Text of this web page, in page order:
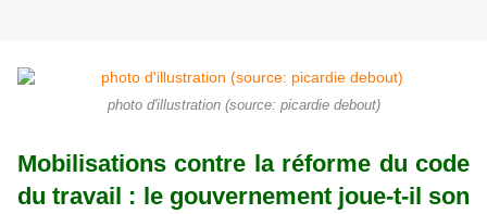
photo d'illustration (source: picardie debout)
Mobilisations contre la réforme du code
du travail : le gouvernement joue-t-il son